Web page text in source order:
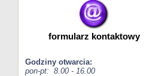
formularz kontaktowy
Godziny otwarcia:
pon-pt: 8.00 - 16.00